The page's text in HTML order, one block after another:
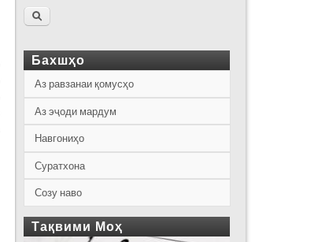
Бахшҳо
Аз равзанаи қомусҳо
Аз эҷоди мардум
Навгониҳо
Суратхона
Созу наво
Тақвими Моҳ